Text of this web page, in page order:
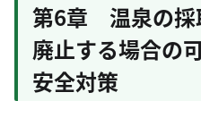
第6章 温泉の採
廃止する場合の
安全対策